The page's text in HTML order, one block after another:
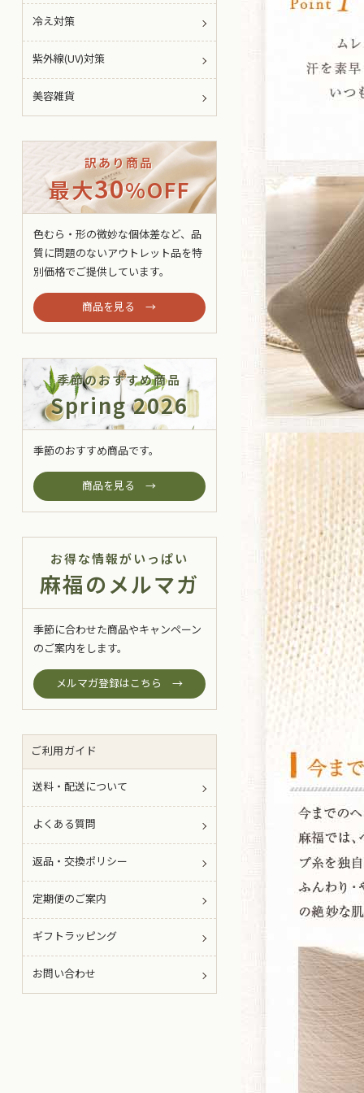
冷え対策
紫外線(UV)対策
美容雑貨
訳あり商品
最大30%OFF
色むら・形の微妙な個体差など、品
質に問題のないアウトレット品を特
別価格でご提供しています。
商品を見る →
季節のおすすめ商品
Spring 2026
季節のおすすめ商品です。
商品を見る →
お得な情報がいっぱい
麻福のメルマガ
季節に合わせた商品やキャンペーン
のご案内をします。
メルマガ登録はこちら →
ご利用ガイド
送料・配送について
よくある質問
返品・交換ポリシー
定期便のご案内
ギフトラッピング
お問い合わせ